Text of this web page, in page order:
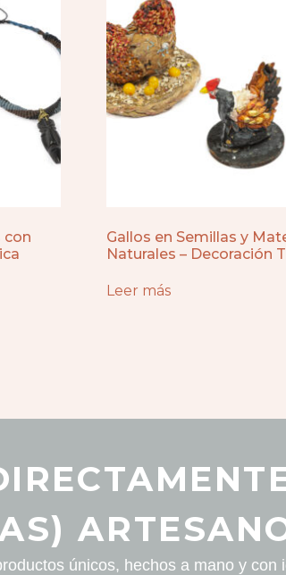
con
Gallos en Semillas y
Naturales – Decoración
Leer más
únicos, hechos a mano y con